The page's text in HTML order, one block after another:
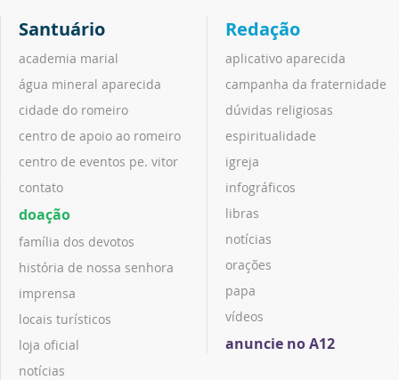
Santuário
academia marial
água mineral aparecida
cidade do romeiro
centro de apoio ao romeiro
centro de eventos pe. vitor
contato
doação
família dos devotos
história de nossa senhora
imprensa
locais turísticos
loja oficial
notícias
Redação
aplicativo aparecida
campanha da fraternidade
dúvidas religiosas
espiritualidade
igreja
infográficos
libras
notícias
orações
papa
vídeos
anuncie no A12